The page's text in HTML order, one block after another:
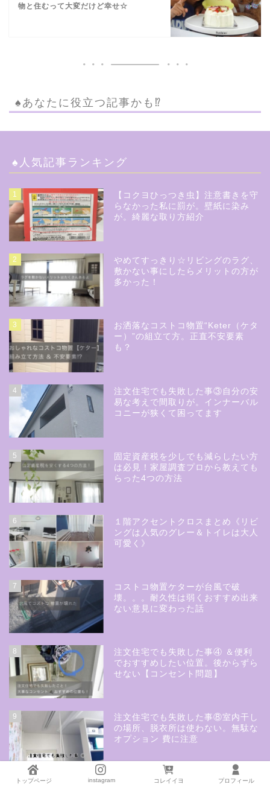
物と住むって大変だけど幸せ☆
♠︎あなたに役立つ記事かも⁉︎
♠︎人気記事ランキング
1
【コクヨひっつき虫】注意書きを守
らなかった私に罰が。壁紙に染み
が。綺麗な取り方紹介
2
やめてすっきり☆リビングのラグ、
敷かない事にしたらメリットの方が
多かった！
3
お洒落なコストコ物置“Keter（ケタ
ー）”の組立て方。正直不安要素
も？
4
注文住宅でも失敗した事③自分の安
易な考えで間取りが。インナーバル
コニーが狭くて困ってます
5
固定資産税を少しでも減らしたい方
は必見！家屋調査プロから教えても
らった4つの方法
6
１階アクセントクロスまとめ《リビ
ングは人気のグレー＆トイレは大人
可愛く》
7
コストコ物置ケターが台風で破
壊。。。耐久性は弱くおすすめ出来
ない意見に変わった話
8
注文住宅でも失敗した事④ ＆便利
でおすすめしたい位置。後からずら
せない【コンセント問題】
9
注文住宅でも失敗した事⑧室内干し
の場所、脱衣所は使わない。無駄な
オプション 費に注意
10
この壁紙はちょっと失敗かも。可愛
トップページ instagram コレイイヨ プロフィール